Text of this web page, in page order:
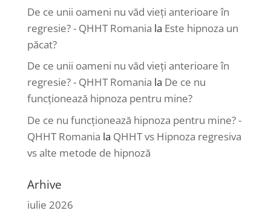
De ce unii oameni nu văd vieți anterioare în
regresie? - QHHT Romania la Este hipnoza un
păcat?
De ce unii oameni nu văd vieți anterioare în
regresie? - QHHT Romania la De ce nu
funcționează hipnoza pentru mine?
De ce nu funcționează hipnoza pentru mine? -
QHHT Romania la QHHT vs Hipnoza regresiva
vs alte metode de hipnoză
Arhive
iulie 2026